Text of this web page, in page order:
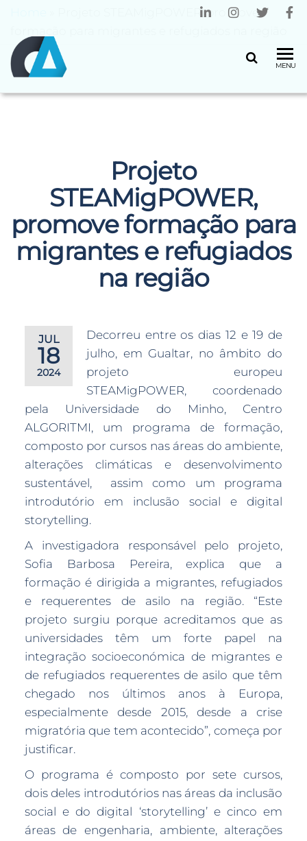
MENU
Projeto STEAMigPOWER, promove
Projeto
STEAMigPOWER,
promove formação para
migrantes e refugiados
na região
JUL
18
2024
Decorreu entre os dias 12 e 19 de
julho, em Gualtar, no âmbito do
projeto europeu
STEAMigPOWER, coordenado
pela Universidade do Minho, Centro
ALGORITMI, um programa de formação,
composto por cursos nas áreas do ambiente,
alterações climáticas e desenvolvimento
sustentável, assim como um programa
introdutório em inclusão social e digital
storytelling.
A investigadora responsável pelo projeto,
Sofia Barbosa Pereira, explica que a
formação é dirigida a migrantes, refugiados
e requerentes de asilo na região. “Este
projeto surgiu porque acreditamos que as
universidades têm um forte papel na
integração socioeconómica de migrantes e
de refugiados requerentes de asilo que têm
chegado nos últimos anos à Europa,
especialmente desde 2015, desde a crise
migratória que tem acontecido”, começa por
justificar.
O programa é composto por sete cursos,
dois deles introdutórios nas áreas da inclusão
social e do digital ‘storytelling’ e cinco em
áreas de engenharia, ambiente, alterações